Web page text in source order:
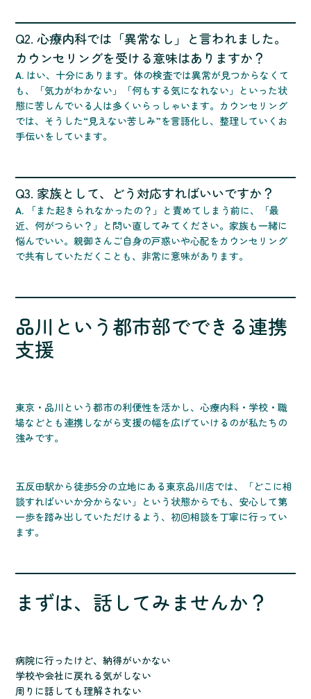
Q2. 心療内科では「異常なし」と言われました。
カウンセリングを受ける意味はありますか？
A. はい、十分にあります。体の検査では異常が見つからなくて
も、「気力がわかない」「何もする気になれない」といった状
態に苦しんでいる人は多くいらっしゃいます。カウンセリング
では、そうした“見えない苦しみ”を言語化し、整理していくお
手伝いをしています。
Q3. 家族として、どう対応すればいいですか？
A. 「また起きられなかったの？」と責めてしまう前に、「最
近、何がつらい？」と問い直してみてください。家族も一緒に
悩んでいい。親御さんご自身の戸惑いや心配をカウンセリング
で共有していただくことも、非常に意味があります。
品川という都市部でできる連携
支援
東京・品川という都市の利便性を活かし、心療内科・学校・職
場などとも連携しながら支援の幅を広げていけるのが私たちの
強みです。
五反田駅から徒歩5分の立地にある東京品川店では、「どこに相
談すればいいか分からない」という状態からでも、安心して第
一歩を踏み出していただけるよう、初回相談を丁寧に行ってい
ます。
まずは、話してみませんか？
病院に行ったけど、納得がいかない
学校や会社に戻れる気がしない
周りに話しても理解されない